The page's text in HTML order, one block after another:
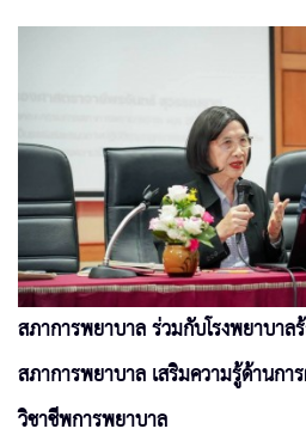
สภาการพยาบาล ร่วมกับโรงพยาบาล
สภาการพยาบาล เสริมความรู้ด้านกา
วิชาชีพการพยาบาล